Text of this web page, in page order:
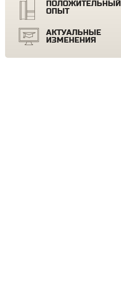
ПОЛОЖИТЕЛЬНЫЙ
ОПЫТ
АКТУАЛЬНЫЕ
ИЗМЕНЕНИЯ